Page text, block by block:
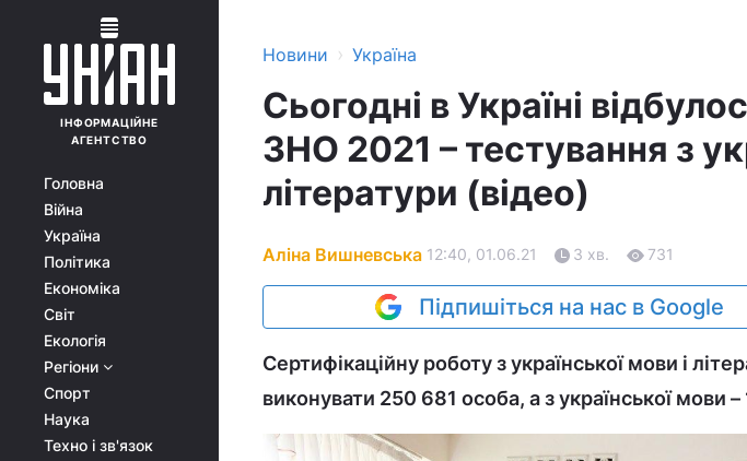
ІНФОРМАЦІЙНЕ
АГЕНТСТВО
Головна
Війна
Україна
Політика
Економіка
Світ
Екологія
Регіони
Спорт
Наука
Техно і зв'язок
Новини › Україна
Сьогодні в Україні
ЗНО 2021 – тестування з
літератури (відео)
Аліна Вишневська 12:40, 01.06.21 3 хв. 731
Підпишіться на нас в Google
Сертифікаційну роботу з української мови і
виконувати 250 681 особа, а з української мови